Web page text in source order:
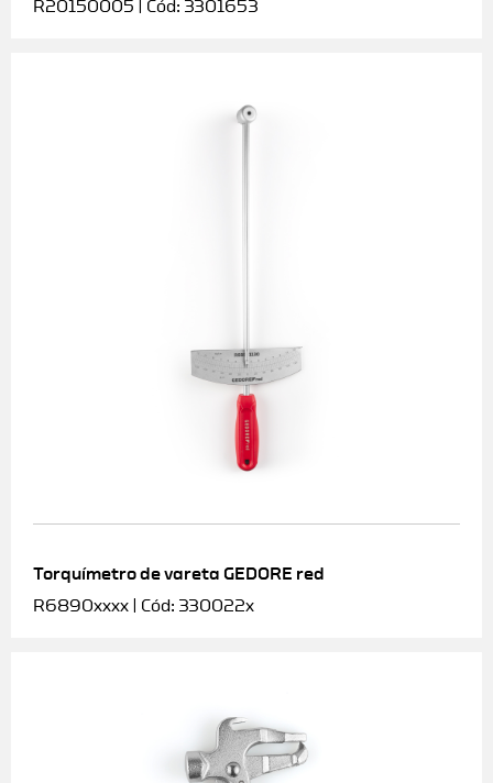
R20150005 | Cód: 3301653
Torquímetro de vareta GEDORE red
R6890xxxx | Cód: 330022x